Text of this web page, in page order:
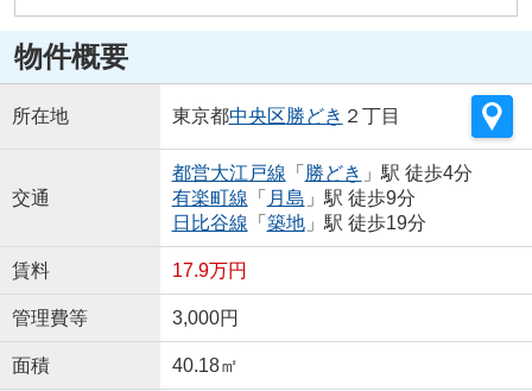
物件概要
所在地 東京都中央区勝どき ２丁目
交通
都営大江戸線 「 勝どき 」駅 徒歩4分
有楽町線 「 月島 」駅 徒歩9分
日比谷線 「 築地」駅 徒歩19分
賃料 17.9万円
管理費等 3,000円
面積 40.18㎡